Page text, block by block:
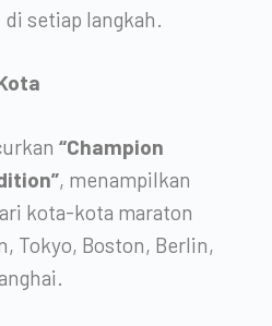
di setiap langkah.
“Champion
, menampilkan
kota-kota maraton
Tokyo, Boston, Berlin,